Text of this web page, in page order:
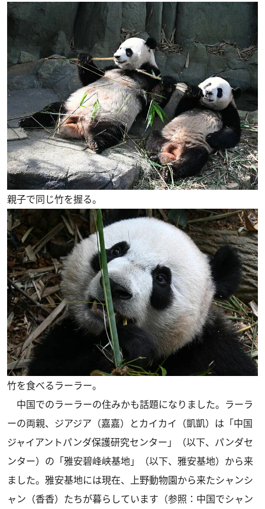
親子で同じ竹を握る。
竹を食べるラーラー。
中国でのラーラーの住みかも話題になりました。ラーラ
ーの両親、ジアジア（嘉嘉）とカイカイ（凱凱）は「中国
ジャイアントパンダ保護研究センター」（以下、パンダセ
ンター）の「雅安碧峰峡基地」（以下、雅安基地）から来
ました。雅安基地には現在、上野動物園から来たシャンシ
ャン（香香）たちが暮らしています（参照： 中国でシャン